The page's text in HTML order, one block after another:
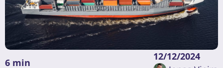
6 min
12/12/2024